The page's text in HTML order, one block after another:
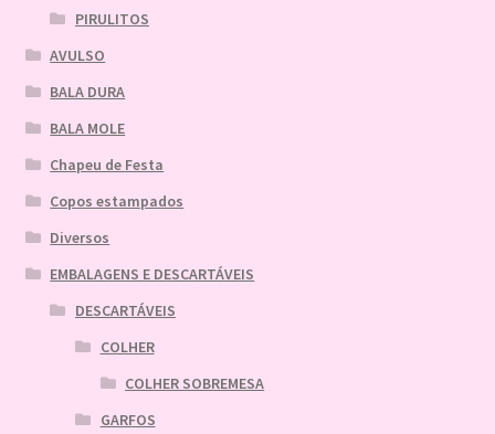
PIRULITOS
AVULSO
BALA DURA
BALA MOLE
Chapeu de Festa
Copos estampados
Diversos
EMBALAGENS E DESCARTÁVEIS
DESCARTÁVEIS
COLHER
COLHER SOBREMESA
GARFOS